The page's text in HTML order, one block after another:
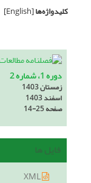
کلیدواژه‌ها[English]
دوره 1، شماره 2
زمستان 1403
اسفند 1403
صفحه14-25
فایل ها